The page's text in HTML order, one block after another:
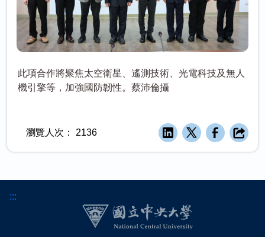
此項合作將聚焦太空衛星、遙測技術、光電科技及無人
機引擎等，加強國防韌性。蔡沛倫攝
瀏覽人次： 2136
:::